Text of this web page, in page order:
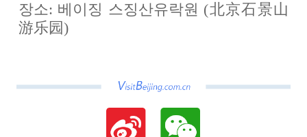
장소: 베이징 스징산유락원 (北京石景山
游乐园)